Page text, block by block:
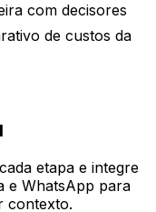
com decisores
de custos da
etapa e integre
e WhatsApp para
contexto.